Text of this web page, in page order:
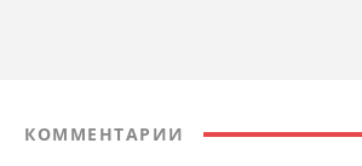
КОММЕНТАРИИ